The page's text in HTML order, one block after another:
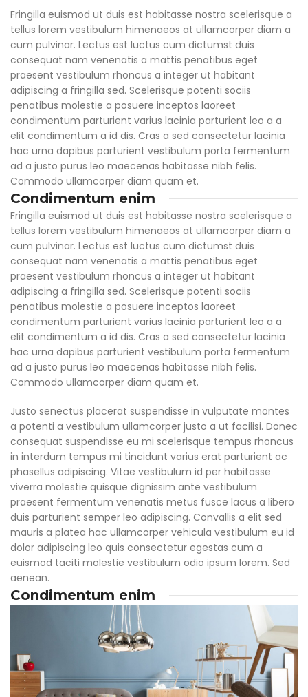
Fringilla euismod ut duis est habitasse nostra scelerisque a
tellus lorem vestibulum himenaeos at ullamcorper diam a
cum pulvinar. Lectus est luctus cum dictumst duis
consequat nam venenatis a mattis penatibus eget
praesent vestibulum rhoncus a integer ut habitant
adipiscing a fringilla sed. Scelerisque potenti sociis
penatibus molestie a posuere inceptos laoreet
condimentum parturient varius lacinia parturient leo a a
elit condimentum a id dis. Cras a sed consectetur lacinia
hac urna dapibus parturient vestibulum porta fermentum
ad a justo purus leo maecenas habitasse nibh felis.
Commodo ullamcorper diam quam et.
Condimentum enim
Fringilla euismod ut duis est habitasse nostra scelerisque a
tellus lorem vestibulum himenaeos at ullamcorper diam a
cum pulvinar. Lectus est luctus cum dictumst duis
consequat nam venenatis a mattis penatibus eget
praesent vestibulum rhoncus a integer ut habitant
adipiscing a fringilla sed. Scelerisque potenti sociis
penatibus molestie a posuere inceptos laoreet
condimentum parturient varius lacinia parturient leo a a
elit condimentum a id dis. Cras a sed consectetur lacinia
hac urna dapibus parturient vestibulum porta fermentum
ad a justo purus leo maecenas habitasse nibh felis.
Commodo ullamcorper diam quam et.
Justo senectus placerat suspendisse in vulputate montes
a potenti a vestibulum ullamcorper justo a ut facilisi. Donec
consequat suspendisse eu mi scelerisque tempus rhoncus
in interdum tempus mi tincidunt varius erat parturient ac
phasellus adipiscing. Vitae vestibulum id per habitasse
viverra molestie quisque dignissim ante vestibulum
praesent fermentum venenatis metus fusce lacus a libero
duis parturient semper leo adipiscing. Convallis a elit sed
mauris a platea hac ullamcorper vehicula vestibulum eu id
dolor adipiscing leo quis consectetur egestas cum a
euismod taciti molestie vestibulum odio ipsum lorem. Sed
aenean.
Condimentum enim